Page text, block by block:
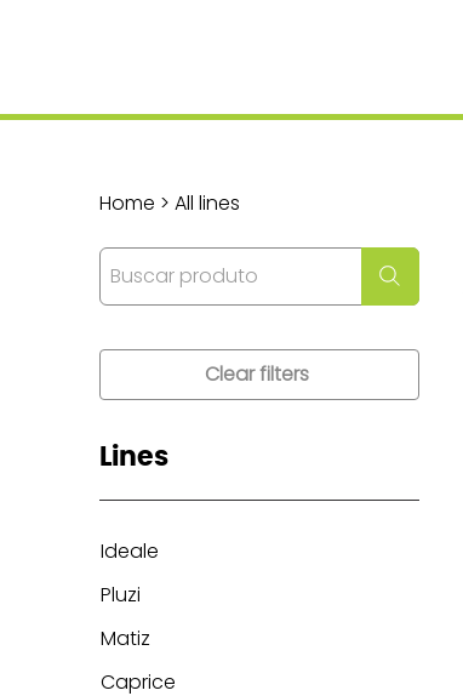
Home > All lines
Ideale
Pluzi
Matiz
Caprice
Lines
Clear filters